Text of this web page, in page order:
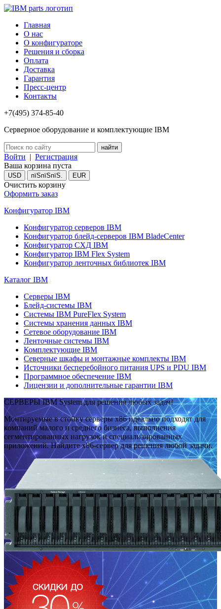
Главная
О нас
О конфигураторе
Решения и сборка
Оплата
Доставка
Гарантия
Пресс-центр
Контакты
+7(495) 374-85-40
Серверное оборудование и комплектующие IBM
Войти | Регистрация
Ваша корзина пуста
USD пїЅпїЅпїЅ. EUR
Очистить корзину
Оформить заказ
Конфигуратор IBM
Конфигуратор серверов IBM
Конфигуратор блейд-серверов IBM BladeCenter
Конфигуратор СХД IBM
Конфигуратор IBM Flex System
Конфигуратор ленточных библиотек IBM
Каталог IBM
Серверы IBM
Блейд-системы IBM
Системы IBM PureFlex System
Системы хранения данных IBM
Сетевое оборудование IBM
Ленточные системы IBM
Комплектующие IBM
Северные шкафы и монтажные комплекты IBM
Источники бесперебойного питания UPS и PDU IBM
Программное обеспечение IBM
Лицензии и дополнительные гарантии IBM
СЕРВЕРЫ IBM System для решения любых задач!
Монтируемые в стойку серверы x86 идеально подходят для
компаний малого и среднего бизнеса, выполнения
сегментированных нагрузок и специализированных
приложений. Найдите x86-сервер для решения любой задачи.